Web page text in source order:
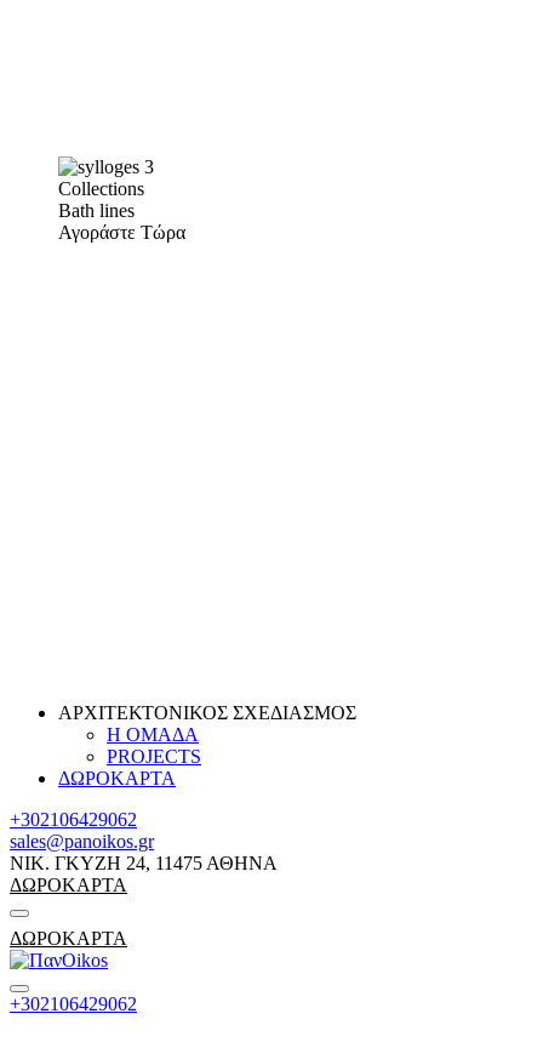
Collections
Bath lines
Αγοράστε Τώρα
ΑΡΧΙΤΕΚΤΟΝΙΚΟΣ ΣΧΕΔΙΑΣΜΟΣ
Η ΟΜΑΔΑ
PROJECTS
ΔΩΡΟΚΑΡΤΑ
+302106429062
sales@panoikos.gr
ΝΙΚ. ΓΚΥΖΗ 24, 11475 ΑΘΗΝΑ
ΔΩΡΟΚΑΡΤΑ
ΔΩΡΟΚΑΡΤΑ
+302106429062